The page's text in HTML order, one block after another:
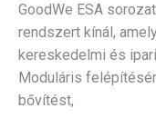
GoodWe ESA
rendszert kínál,
kereskedelmi és
Moduláris
bővítést,